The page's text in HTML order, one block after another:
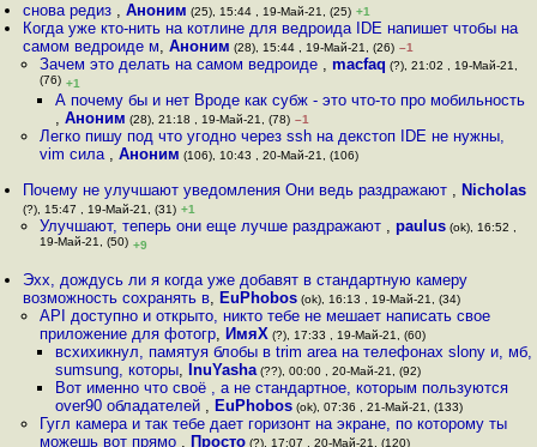
снова редиз ,Аноним (25), 15:44 , 19-Май-21, (25) +1
Когда уже кто-нить на котлине для ведроида IDE напишет чтобы на
самом ведроиде м,Аноним (28), 15:44 , 19-Май-21, (26) –1
Зачем это делать на самом ведроиде , macfaq (?), 21:02 , 19-Май-21,
(76) +1
А почему бы и нет Вроде как субж - это что-то про мобильность
, Аноним (28), 21:18 , 19-Май-21, (78) –1
Легко пишу под что угодно через ssh на декстоп IDE не нужны,
vim сила , Аноним (106), 10:43 , 20-Май-21, (106)
Почему не улучшают уведомления Они ведь раздражают , Nicholas
(?), 15:47 , 19-Май-21, (31) +1
Улучшают, теперь они еще лучше раздражают , paulus(ok), 16:52 ,
19-Май-21, (50) +9
Эхх, дождусь ли я когда уже добавят в стандартную камеру
возможность сохранять в, EuPhobos (ok), 16:13 , 19-Май-21, (34)
API доступно и открыто, никто тебе не мешает написать свое
приложение для фотогр, ИмяХ (?), 17:33 , 19-Май-21, (60)
всхихикнул, памятуя блобы в trim area на телефонах slony и, мб,
sumsung, которы, InuYasha(??), 00:00 , 20-Май-21, (92)
Вот именно что своё , а не стандартное, которым пользуются
over90 обладателей , EuPhobos(ok), 07:36 , 21-Май-21, (133)
Гугл камера и так тебе дает горизонт на экране, по которому ты
можешь вот прямо , Просто(?), 17:07 , 20-Май-21, (120)